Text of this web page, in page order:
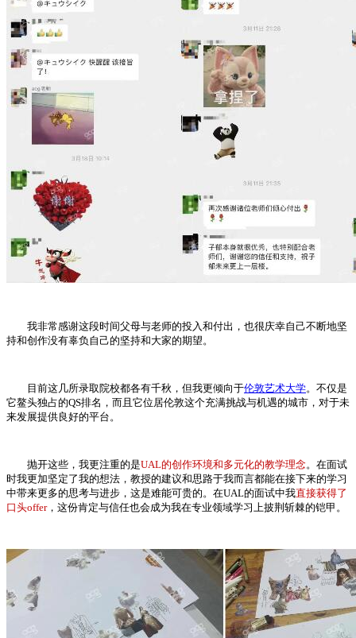
我非常感谢这段时间父母与老师的投入和付出，也很庆幸自己不断地坚
持和创作没有辜负自己的坚持和大家的期望。
目前这几所录取院校都各有千秋，但我更倾向于伦敦艺术大学。不仅是
它鳌头独占的QS排名，而且它位居伦敦这个充满挑战与机遇的城市，对于未
来发展提供良好的平台。
抛开这些，我更注重的是UAL的创作环境和多元化的教学理念。在面试
时我更加坚定了我的想法，教授的建议和思路于我而言都能在接下来的学习
中带来更多的思考与进步，这是难能可贵的。在UAL的面试中我直接获得了
口头offer，这份肯定与信任也会成为我在专业领域学习上披荆斩棘的铠甲。